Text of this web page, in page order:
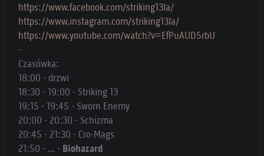
https://www.facebook.com/striking13la/
https://www.instagram.com/striking13la/
https://www.youtube.com/watch?v=EfPuAUD5rbU
-
Czasówka:
18:00 - drzwi
18:30 - 19:00 - Striking 13
19:15 - 19:45 - Sworn Enemy
20:00 - 20:30 - Schizma
20:45 - 21:30 - Cro-Mags
21:50 - ... - Biohazard